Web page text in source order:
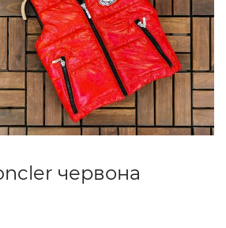
червона